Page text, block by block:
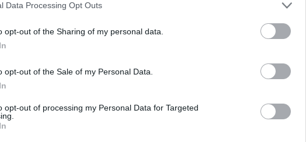
Data Processing Opt Outs
opt-out of the Sharing of my personal data.
opt-out of the Sale of my Personal Data.
opt-out of processing my Personal Data for Targeted
implementar una estrategia de optimización
también convertir a esos visitantes en
cómo hacerlo?